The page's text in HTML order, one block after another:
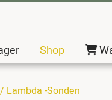
Shop
Lambda -Sonden